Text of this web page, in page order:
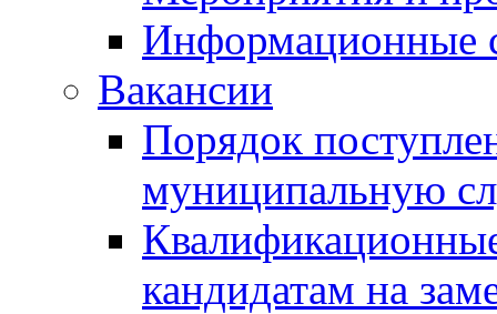
Информационные
Вакансии
Порядок
муниципальную
кандидатам на